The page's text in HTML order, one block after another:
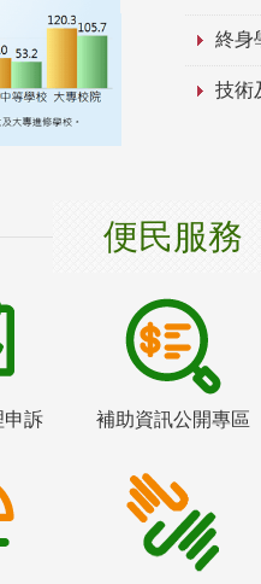
終身
技術
便民服務
申訴 補助資訊公開專區